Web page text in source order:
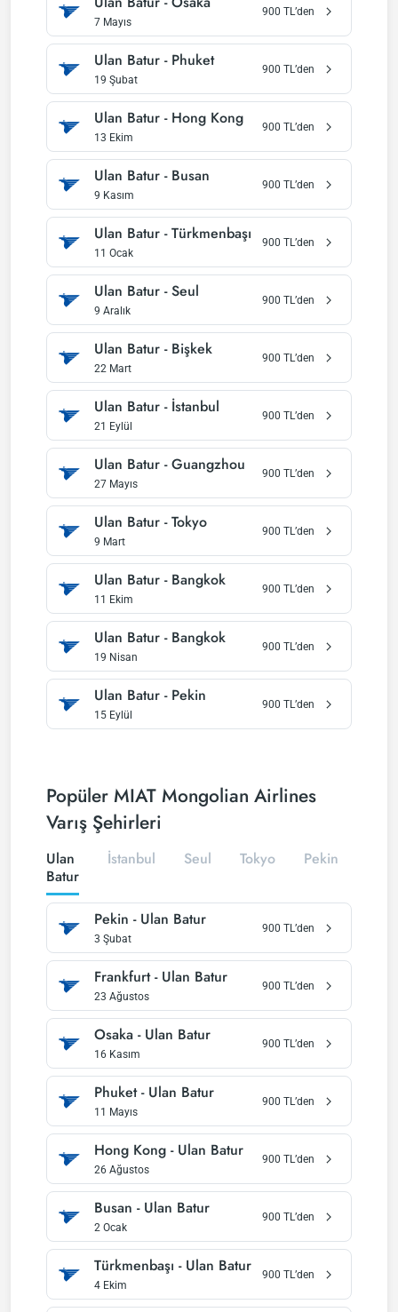
7 Mayıs
900 TL’den
Ulan Batur - Phuket
19 Şubat
900 TL’den
Ulan Batur - Hong Kong
13 Ekim
900 TL’den
Ulan Batur - Busan
9 Kasım
900 TL’den
Ulan Batur -Türkmenbaşı
11 Ocak
900 TL’den
Ulan Batur -Seul
9 Aralık
900 TL’den
Ulan Batur - Bişkek
22 Mart
900 TL’den
Ulan Batur - İstanbul
21 Eylül
900 TL’den
Ulan Batur -Guangzhou
27 Mayıs
900 TL’den
Ulan Batur -Tokyo
9 Mart
900 TL’den
Ulan Batur - Bangkok
11 Ekim
900 TL’den
Ulan Batur - Bangkok
19 Nisan
900 TL’den
Ulan Batur - Pekin
15 Eylül
900 TL’den
Popüler MIAT Mongolian Airlines
Varış Şehirleri
Ulan
Batur
İstanbul Seul Tokyo Pekin
Pekin - Ulan Batur
3 Şubat
900 TL’den
Frankfurt- Ulan Batur
23 Ağustos
900 TL’den
Osaka - Ulan Batur
16 Kasım
900 TL’den
Phuket- Ulan Batur
11 Mayıs
900 TL’den
Hong Kong - Ulan Batur
26 Ağustos
900 TL’den
Busan - Ulan Batur
2 Ocak
900 TL’den
Türkmenbaşı - Ulan Batur
4 Ekim
900 TL’den